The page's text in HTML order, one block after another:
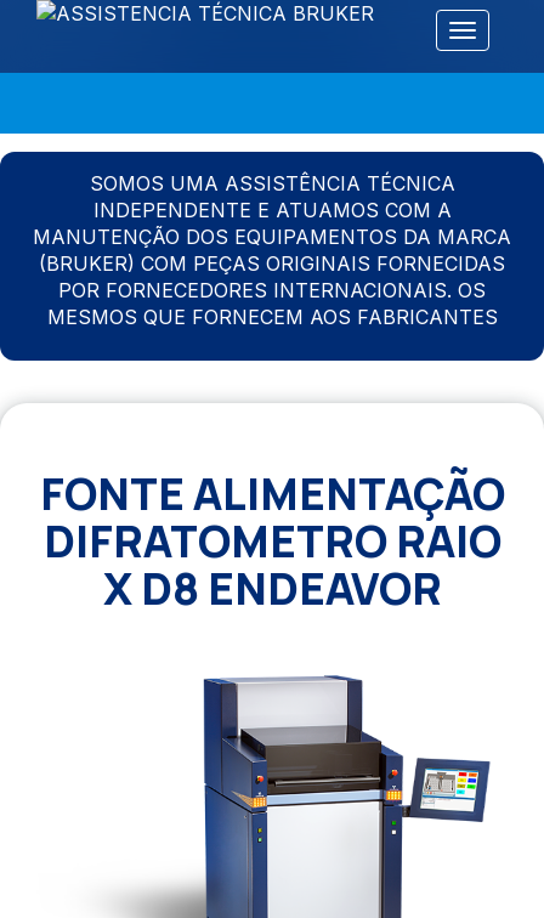
Alternar
SOMOS UMA ASSISTÊNCIA TÉCNICA
INDEPENDENTE E ATUAMOS COM A
MANUTENÇÃO DOS EQUIPAMENTOS DA MARCA
(BRUKER) COM PEÇAS ORIGINAIS FORNECIDAS
POR FORNECEDORES INTERNACIONAIS. OS
MESMOS QUE FORNECEM AOS FABRICANTES
FONTE ALIMENTAÇÃO
DIFRATOMETRO RAIO
X D8 ENDEAVOR